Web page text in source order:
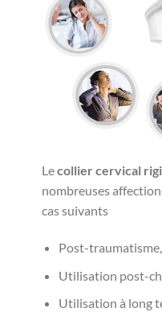
Lecollier cervical
nombreuses
cas suivants
Post-
Utilisation post-
Utilisation à long